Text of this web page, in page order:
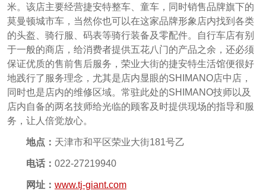
米。该店主要经营捷安特整车、童车，同时销售品牌旗下的
莫曼顿城市车，当然你也可以在这家品牌形象店内找到各类
的头盔、骑行服、码表等骑行装备及零配件。自行车店有别
于一般的商店，给消费者提供五花八门的产品之余，还必须
保证优质的售前售后服务，荣业大街的捷安特生活馆便很好
地践行了服务理念，尤其是店内显眼的SHIMANO店中店，
同时也是店内的维修区域。常驻此处的SHIMANO技师以及
店内自备的两名技师给光临的顾客及时提供现场的指导和服
务，让人倍觉放心。
地点： 天津市和平区荣业大街181号乙
电话： 022-27219940
网址： www.tj-giant.com